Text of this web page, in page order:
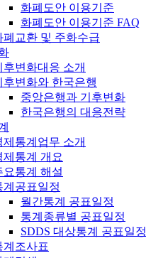
화폐도안 이용기준
화폐도안 이용기준 FAQ
폐교환 및 주화수급
후변화대응 소개
후변화와 한국은행
중앙은행과 기후변화
한국은행의 대응전략
제통계업무 소개
제통계 개요
요통계 해설
계공표일정
월간통계 공표일정
통계종류별 공표일정
SDDS 대상통계 공표일정
계조사표